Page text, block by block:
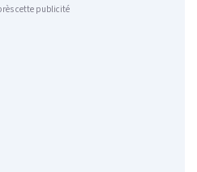
cette publicité